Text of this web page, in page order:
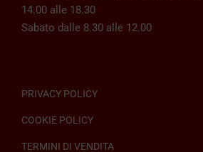
14.00 alle 18.30
Sabato dalle 8.30 alle 12.00
PRIVACY POLICY
COOKIE POLICY
TERMINI DI VENDITA